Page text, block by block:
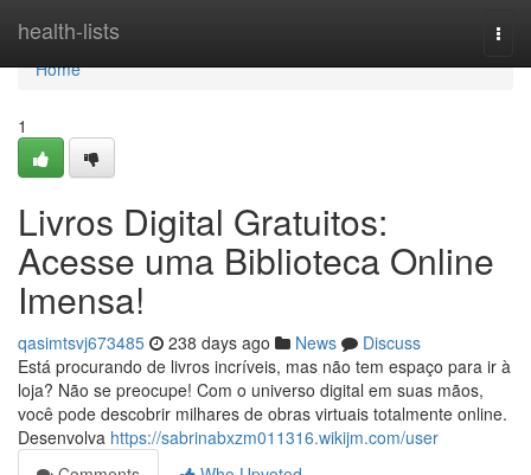
health-lists
Home
Home
1
Livros Digital Gratuitos:
Acesse uma Biblioteca Online
Imensa!
qasimtsvj673485 238 days ago News
Discuss
Está procurando de livros incríveis, mas não tem espaço para ir à
loja? Não se preocupe! Com o universo digital em suas mãos,
você pode descobrir milhares de obras virtuais totalmente online.
Desenvolva https://sabrinabxzm011316.wikijm.com/user